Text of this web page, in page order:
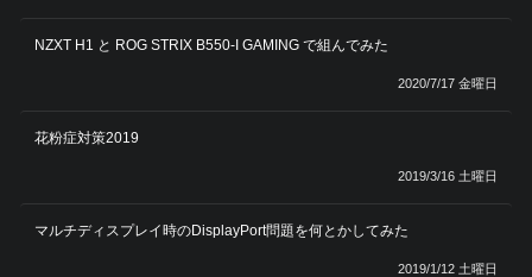
NZXT H1 と ROG STRIX B550-I GAMING で組んでみた
2020/7/17 金曜日
花粉症対策2019
2019/3/16 土曜日
マルチディスプレイ時のDisplayPort問題を何とかしてみた
2019/1/12 土曜日